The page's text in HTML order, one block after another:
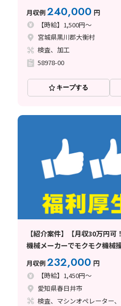
月収例240,000 円
【時給】1,500円～
宮城県黒川郡大衡村
検査、加工
58978-00
キープする
【紹介案件】【月収30万円
機械メーカーでモクモク機械
月収例232,000 円
【時給】1,450円～
愛知県春日井市
検査、マシンオペレーター